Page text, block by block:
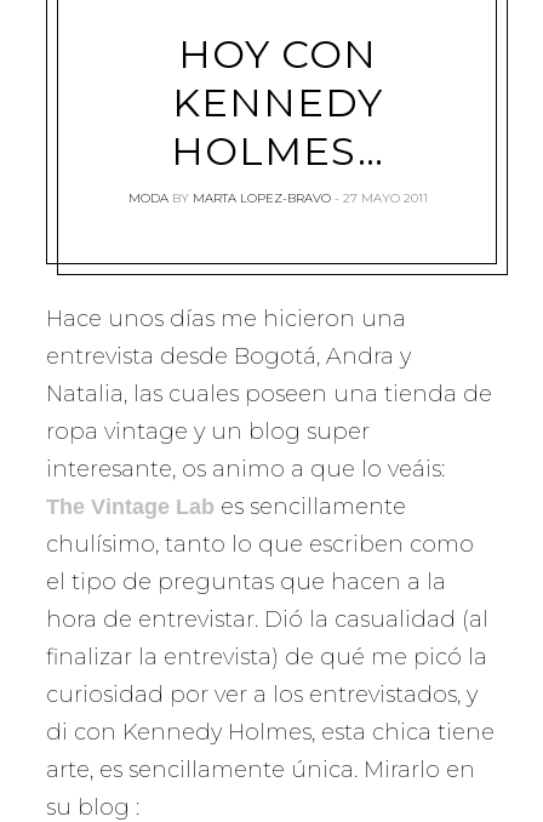
HOY CON
KENNEDY
HOLMES…
MODA BY MARTA LOPEZ-BRAVO 27 MAYO 2011
Hace unos días me hicieron una
entrevista desde Bogotá, Andra y
Natalia, las cuales poseen una tienda de
ropa vintage y un blog super
interesante, os animo a que lo veáis:
The Vintage Lab es sencillamente
chulísimo, tanto lo que escriben como
el tipo de preguntas que hacen a la
hora de entrevistar. Dió la casualidad (al
finalizar la entrevista) de qué me picó la
curiosidad por ver a los entrevistados, y
di con Kennedy Holmes, esta chica tiene
arte, es sencillamente única. Mirarlo en
su blog :